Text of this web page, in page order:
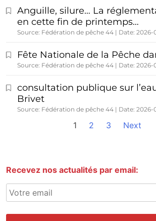
Anguille, silure… La
en cette fin de printemps…
Source: Fédération de pêche 44 Date: 2026-
Fête Nationale de la Pêche
Source: Fédération de pêche 44 Date: 2026-
consultation publique sur
Brivet
Source: Fédération de pêche 44 Date: 2026-
1 2 3 Next
Recevez nos actualités par email: